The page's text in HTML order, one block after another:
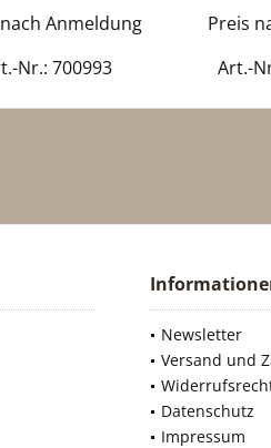
Anmeldung
Nr.: 700993
Preis
Art.-
Newsletter
Versand und
Datenschutz
Impressum